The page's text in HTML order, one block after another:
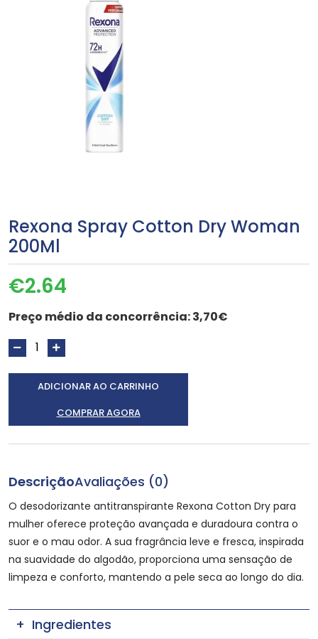
Rexona Spray Cotton Dry Woman
200Ml
€2.64
Preço médio da concorrência:3,70€
ADICIONAR AO CARRINHO
COMPRAR AGORA
DescriçãoAvaliações (0)
O desodorizante antitranspirante Rexona Cotton Dry para
mulher oferece proteção avançada e duradoura contra o
suor e o mau odor. A sua fragrância leve e fresca, inspirada
na suavidade do algodão, proporciona uma sensação de
limpeza e conforto, mantendo a pele seca ao longo do dia.
Ingredientes